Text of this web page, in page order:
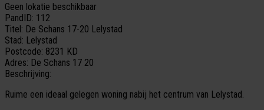
Geen lokatie beschikbaar
PandID: 112
Titel: De Schans 17-20 Lelystad
Stad: Lelystad
Postcode: 8231 KD
Adres: De Schans 17 20
Beschrijving:
Ruime een ideaal gelegen woning nabij het centrum van Lelystad.